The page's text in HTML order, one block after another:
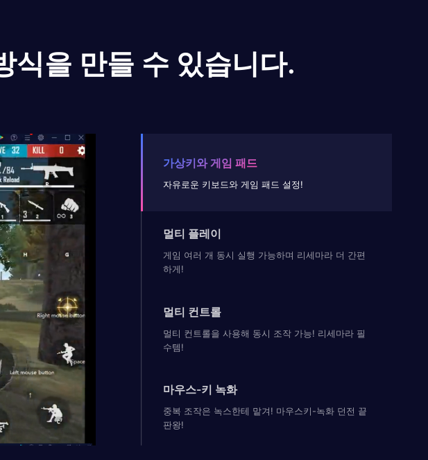
식을 만들 수 있습니다.
가상키와 게임 패드
자유로운 키보드와 게임 패드 설정!
멀티 플레이
게임 여러 개 동시 실행 가능하며 리세마라 더 간편
하게!
멀티 컨트롤
멀티 컨트롤을 사용해 동시 조작 가능! 리세마라 필
수템!
마우스-키 녹화
중복 조작은 녹스한테 맡겨! 마우스키-녹화 던전 끝
판왕!